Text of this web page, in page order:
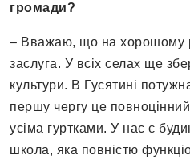
громади?
– Вважаю, що на хорошому
заслуга. У всіх селах ще
культури. В Гусятині
першу чергу це повноцінний
усіма гуртками. У нас є
школа, яка повністю